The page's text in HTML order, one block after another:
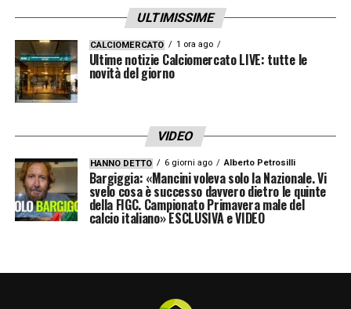
ULTIMISSIME
CALCIOMERCATO 1 ora ago
Ultime notizie Calciomercato LIVE: tutte le
novità del giorno
VIDEO
HANNO DETTO 6 giorni ago Alberto Petrosilli
Bargiggia: «Mancini voleva solo la Nazionale. Vi
svelo cosa è successo davvero dietro le quinte
della FIGC. Campionato Primavera male del
calcio italiano» ESCLUSIVA e VIDEO